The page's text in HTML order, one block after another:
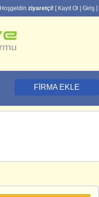
Hoşgeldin ziyaretçi! [ Kayıt Ol Giriş ]
FIRMA EKLE